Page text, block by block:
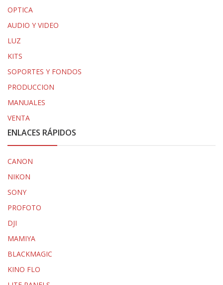
OPTICA
AUDIO Y VIDEO
LUZ
KITS
SOPORTES Y FONDOS
PRODUCCION
MANUALES
VENTA
ENLACES RÁPIDOS
CANON
NIKON
SONY
PROFOTO
DJI
MAMIYA
BLACKMAGIC
KINO FLO